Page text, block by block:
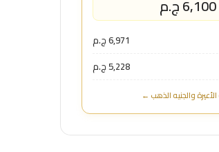
6,100 ج.م
6,971 ج.م
5,228 ج.م
والجنيه الذهب ←